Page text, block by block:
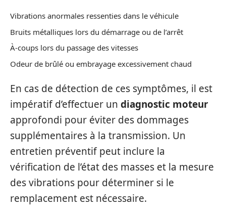
Vibrations anormales ressenties dans le véhicule
Bruits métalliques lors du démarrage ou de l’arrêt
À-coups lors du passage des vitesses
Odeur de brûlé ou embrayage excessivement chaud
En cas de détection de ces symptômes, il est
impératif d’effectuer un diagnostic moteur
approfondi pour éviter des dommages
supplémentaires à la transmission. Un
entretien préventif peut inclure la
vérification de l’état des masses et la mesure
des vibrations pour déterminer si le
remplacement est nécessaire.